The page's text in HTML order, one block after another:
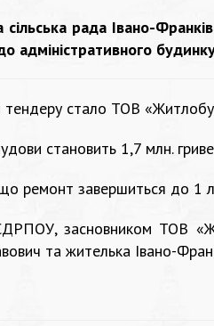
рада Івано-
адміністративного
стало ТОВ
становить 1,7 млн.
ремонт завершиться до 1
засновником ТОВ
та жителька Івано-